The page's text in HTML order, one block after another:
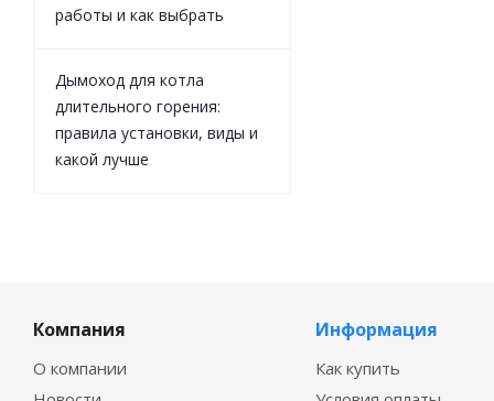
работы и как выбрать
Дымоход для котла
длительного горения:
правила установки, виды и
какой лучше
Компания
О компании
Информация
Как купить